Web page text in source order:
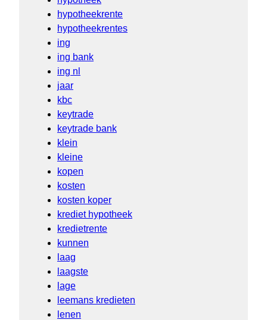
hypotheekrente
hypotheekrentes
ing
ing bank
ing nl
jaar
kbc
keytrade
keytrade bank
klein
kleine
kopen
kosten
kosten koper
krediet hypotheek
kredietrente
kunnen
laag
laagste
lage
leemans kredieten
lenen